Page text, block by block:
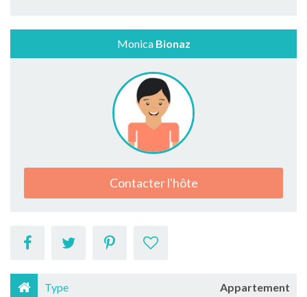
Monica Bionaz
Contacter l'hôte
Type Appartement